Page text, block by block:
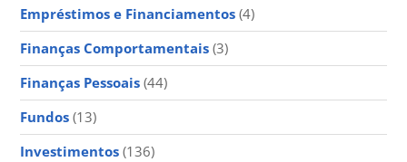
Empréstimos e Financiamentos (4)
Finanças Comportamentais (3)
Finanças Pessoais (44)
Fundos (13)
Investimentos (136)